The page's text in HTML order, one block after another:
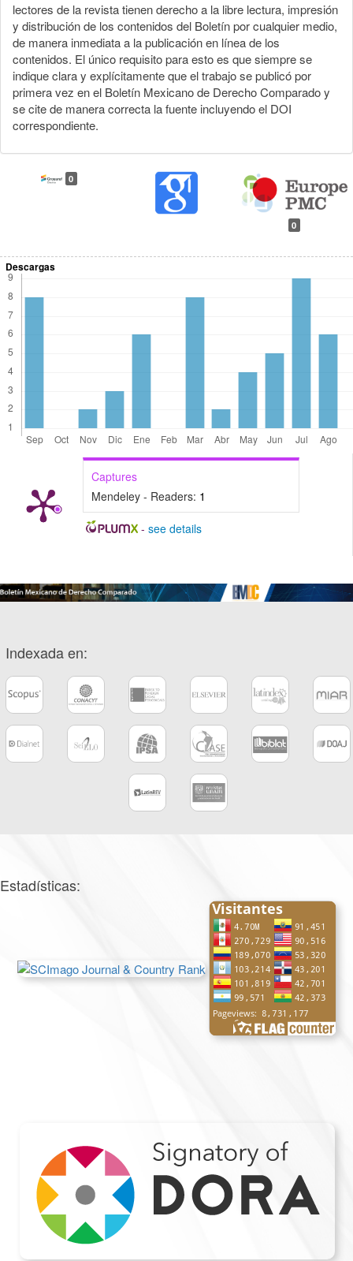
lectores de la revista tienen derecho a la libre lectura, impresión
y distribución de los contenidos del Boletín por cualquier medio,
de manera inmediata a la publicación en línea de los
contenidos. El único requisito para esto es que siempre se
indique clara y explícitamente que el trabajo se publicó por
primera vez en el Boletín Mexicano de Derecho Comparado y
se cite de manera correcta la fuente incluyendo el DOI
correspondiente.
0
0
Descargas
Captures
Mendeley - Readers: 1
- see details
Indexada en:
Estadísticas: